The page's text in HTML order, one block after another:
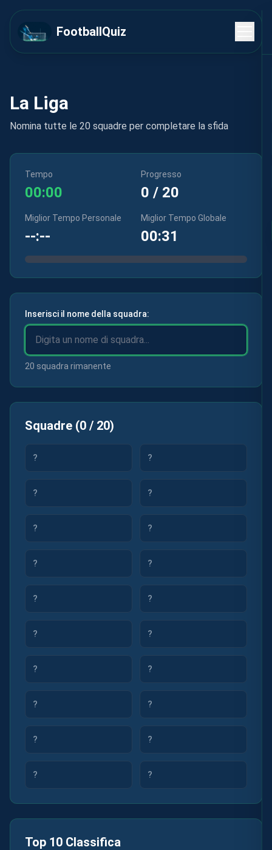
FootballQuiz
La Liga
Nomina tutte le 20 squadre per completare la sfida
Tempo
00:00
Progresso
0 / 20
Miglior Tempo Personale
--:--
Miglior Tempo Globale
00:31
Inserisci il nome della squadra:
20 squadra rimanente
Squadre (0 / 20)
? ?
? ?
? ?
? ?
? ?
? ?
? ?
? ?
? ?
? ?
Top 10 Classifica